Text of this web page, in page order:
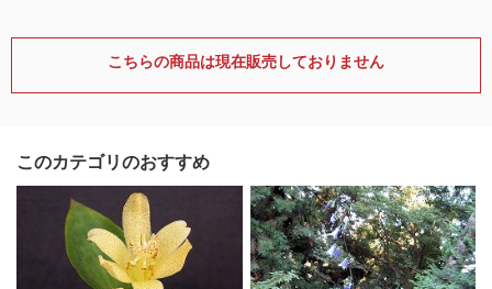
こちらの商品は現在販売しておりません
このカテゴリのおすすめ